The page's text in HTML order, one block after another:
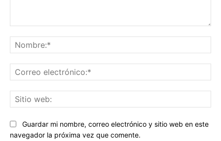
Guardar mi nombre, correo electrónico y sitio web en este
navegador la próxima vez que comente.